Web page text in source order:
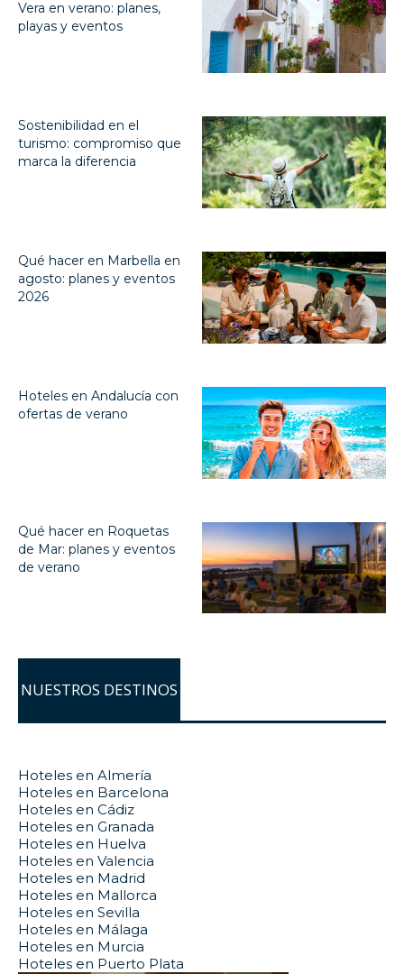
Vera en verano: planes,
playas y eventos
Sostenibilidad en el
turismo: compromiso que
marca la diferencia
Qué hacer en Marbella en
agosto: planes y eventos
2026
Hoteles en Andalucía con
ofertas de verano
Qué hacer en Roquetas
de Mar: planes y eventos
de verano
NUESTROS DESTINOS
Hoteles en Almería
Hoteles en Barcelona
Hoteles en Cádiz
Hoteles en Granada
Hoteles en Huelva
Hoteles en Valencia
Hoteles en Madrid
Hoteles en Mallorca
Hoteles en Sevilla
Hoteles en Málaga
Hoteles en Murcia
Hoteles en Puerto Plata